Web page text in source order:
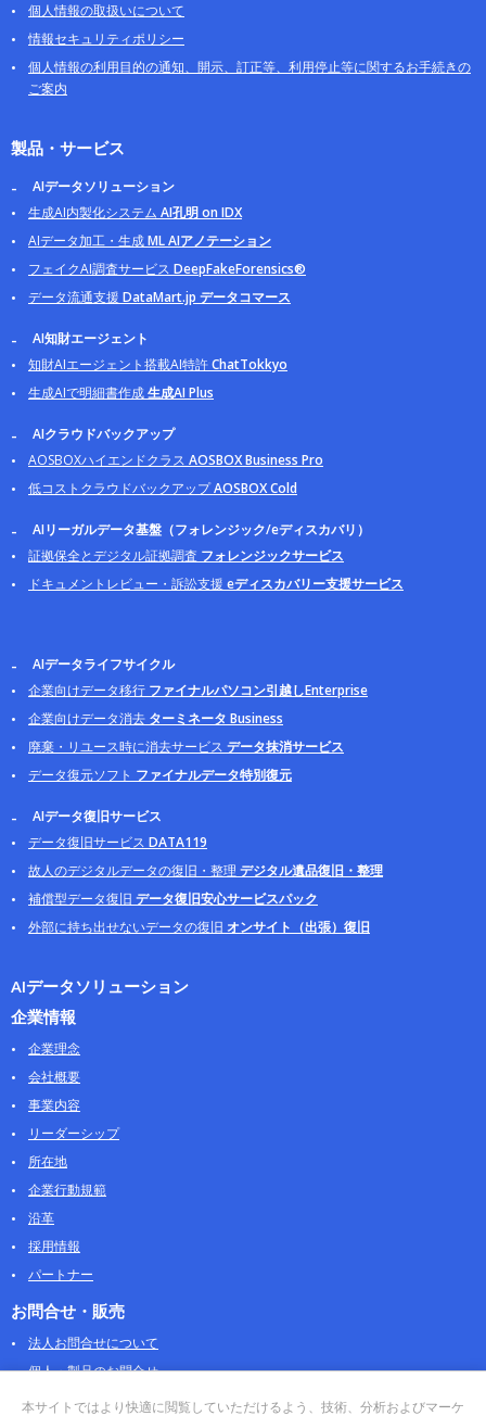
個人情報の取扱いについて
情報セキュリティポリシー
個人情報の利用目的の通知、開示、訂正等、利用停止等に関するお手続きの
ご案内
製品・サービス
AIデータソリューション
生成AI内製化システム AI孔明 on IDX
AIデータ加工・生成ML AIアノテーション
フェイクAI調査サービス DeepFakeForensics®
データ流通支援 DataMart.jp データコマース
AI知財エージェント
知財AIエージェント搭載AI特許ChatTokkyo
生成AIで明細書作成生成AI Plus
AIクラウドバックアップ
AOSBOXハイエンドクラス AOSBOX Business Pro
低コストクラウドバックアップAOSBOX Cold
AIリーガルデータ基盤（フォレンジック/eディスカバリ）
証拠保全とデジタル証拠調査 フォレンジックサービス
ドキュメントレビュー・訴訟支援 eディスカバリー支援サービス
AIデータライフサイクル
企業向けデータ移行 ファイナルパソコン引越しEnterprise
企業向けデータ消去 ターミネータ Business
廃棄・リユース時に消去サービス データ抹消サービス
データ復元ソフト ファイナルデータ特別復元
AIデータ復旧サービス
データ復旧サービス DATA119
故人のデジタルデータの復旧・整理 デジタル遺品復旧・整理
補償型データ復旧 データ復旧安心サービスパック
外部に持ち出せないデータの復旧 オンサイト（出張）復旧
AIデータソリューション
企業情報
企業理念
会社概要
事業内容
リーダーシップ
所在地
企業行動規範
沿革
採用情報
パートナー
お問合せ・販売
法人お問合せについて
個人・製品のお問合せ
AOSストア
本サイトではより快適に閲覧していただけるよう、技術、分析およびマーケ